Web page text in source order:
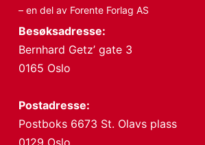
– en del av Forente Forlag AS
Besøksadresse:
Bernhard Getz’ gate 3
0165 Oslo
Postadresse:
Postboks 6673 St. Olavs plass